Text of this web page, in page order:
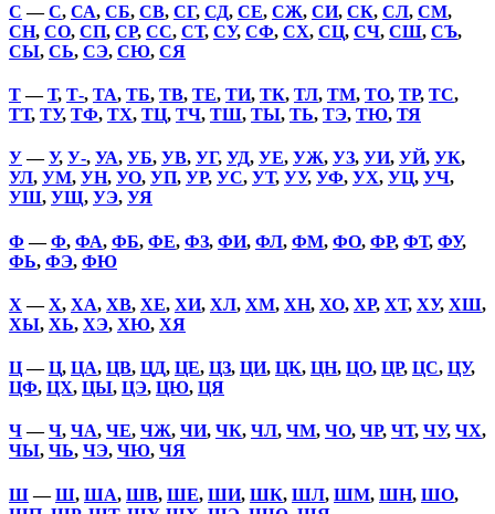
С —С, СА, СБ, СВ, СГ, СД, СЕ, СЖ, СИ, СК, СЛ, СМ,
СН, СО, СП, СР, СС, СТ, СУ, СФ, СХ, СЦ, СЧ, СШ, СЪ,
СЫ, СЬ, СЭ, СЮ, СЯ
Т—Т, Т-, ТА, ТБ, ТВ, ТЕ, ТИ, ТК, ТЛ, ТМ, ТО, ТР, ТС,
ТТ, ТУ, ТФ, ТХ, ТЦ, ТЧ, ТШ, ТЫ, ТЬ, ТЭ, ТЮ, ТЯ
У—У, У-, УА, УБ, УВ, УГ, УД, УЕ, УЖ, УЗ, УИ, УЙ, УК,
УЛ, УМ, УН, УО, УП, УР, УС, УТ, УУ, УФ, УХ, УЦ, УЧ,
УШ, УЩ, УЭ, УЯ
Ф —Ф, ФА, ФБ, ФЕ, ФЗ, ФИ, ФЛ, ФМ, ФО, ФР, ФТ, ФУ,
ФЬ, ФЭ, ФЮ
Х —Х, ХА, ХВ, ХЕ, ХИ, ХЛ, ХМ, ХН, ХО, ХР, ХТ, ХУ, ХШ,
ХЫ, ХЬ, ХЭ, ХЮ, ХЯ
Ц—Ц, ЦА, ЦВ, ЦД, ЦЕ, ЦЗ, ЦИ, ЦК, ЦН, ЦО, ЦР, ЦС, ЦУ,
ЦФ, ЦХ, ЦЫ, ЦЭ, ЦЮ, ЦЯ
Ч—Ч, ЧА, ЧЕ, ЧЖ, ЧИ, ЧК, ЧЛ, ЧМ, ЧО, ЧР, ЧТ, ЧУ, ЧХ,
ЧЫ, ЧЬ, ЧЭ, ЧЮ, ЧЯ
Ш—Ш, ША, ШВ, ШЕ, ШИ, ШК, ШЛ, ШМ, ШН, ШО,